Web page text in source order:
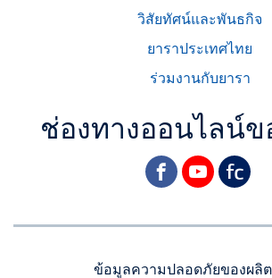
วิสัยทัศน์และพันธกิจ
ยาราประเทศไทย
ร่วมงานกับยารา
ช่องทางออนไลน์ข
facebookyoutube
yara
ข้อมูลความปลอดภัยของผลิ